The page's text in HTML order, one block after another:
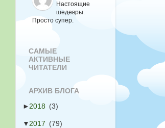
Настоящие
шедевры.
Просто супер.
САМЫЕ
АКТИВНЫЕ
ЧИТАТЕЛИ
АРХИВ БЛОГА
►2018 (3)
▼2017 (79)